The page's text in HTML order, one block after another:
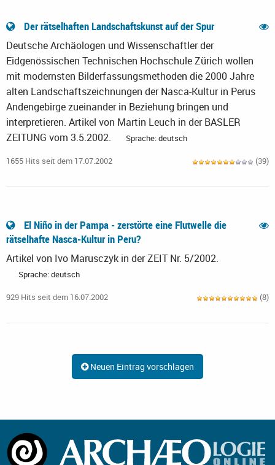
Der rätselhaften Landschaftskunst auf der Spur
Deutsche Archäologen und Wissenschaftler der
Eidgenössischen Technischen Hochschule Zürich wollen
mit modernsten Bilderfassungsmethoden die 2000 Jahre
alten Landschaftszeichnungen der Nasca-Kultur in Perus
Andengebirge zueinander in Beziehung bringen und
interpretieren. Artikel von Martin Leuch in der BASLER
ZEITUNG vom 3.5.2002.
Sprache: deutsch
1655 Hits seit dem 17.07.2002 (39)
El Niño in der Pampa - zerstörte eine Flutwelle die
rätselhafte Nasca-Kultur in Peru?
Artikel von Ivo Marusczyk in der ZEIT Nr. 5/2002.
Sprache: deutsch
929 Hits seit dem 16.07.2002 (8)
Neuen Eintrag vorschlagen